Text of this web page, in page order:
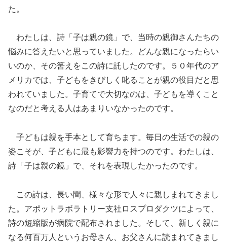
た。
わたしは、詩「子は親の鏡」で、当時の親御さんたちの
悩みに答えたいと思っていました。どんな親になったらい
いのか、その筈えをこの詩に託したのです。５０年代のア
メリカでは、子どもをきびしく叱ることが親の役目だと思
われていました。子育てで大切なのは、子どもを導くこと
なのだと考える人はあまりいなかったのです。
子どもは親を手本として育ちます。毎日の生活での親の
姿こそが、子どもに最も影響力を持つのです。わたしは、
詩「子は親の鏡」で、それを表現したかったのです。
この詩は、長い間、様々な形で人々に親しまれてきまし
た。アポットラボラトリー支社ロスプロダクツによって、
詩の短縮版が病院で配布されました。そして、新しく親に
なる何百万人というお母さん、お父さんに読まれてきまし